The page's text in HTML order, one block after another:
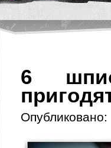
6
Опубликовано: